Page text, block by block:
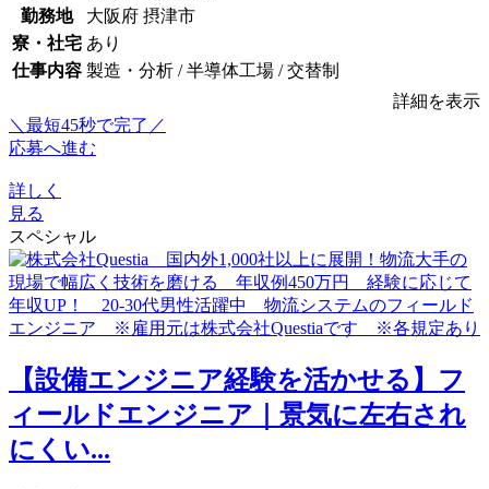
勤務地
大阪府 摂津市
寮・社宅 あり
仕事内容 製造・分析 / 半導体工場 / 交替制
詳細を表示
＼最短45秒で完了／
応募へ進む
詳しく
見る
スペシャル
【設備エンジニア経験を活かせる】フ
ィールドエンジニア｜景気に左右され
にくい...